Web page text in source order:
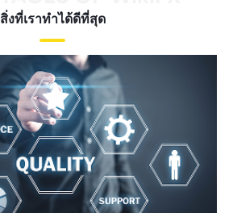
สิ่งที่เราทําได้ดีที่สุด